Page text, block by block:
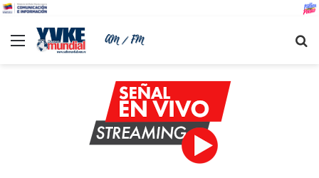
Menu